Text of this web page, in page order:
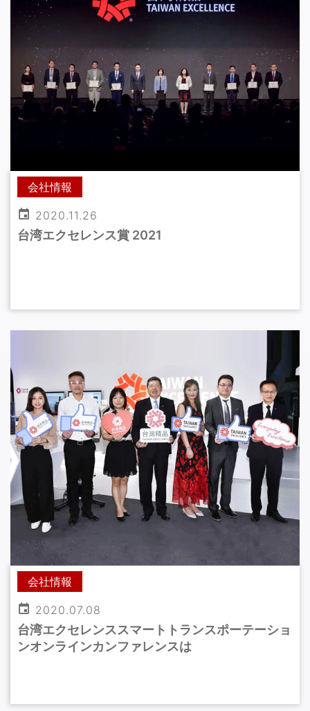
会社情報
2020.11.26
台湾エクセレンス賞 2021
会社情報
2020.07.08
台湾エクセレンススマートトランスポーテーショ
ンオンラインカンファレンスは